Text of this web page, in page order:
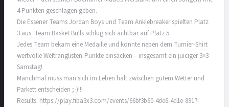
4 Punkten geschlagen geben.
Die Essener Teams Jordan Boys und Team Anklebreaker spielten Platz
3 aus. Team Basket Bulls schlug sich achtbar auf Platz 5.
Jedes Team bekam eine Medaille und konnte neben dem Turnier-Shirt
wertvolle Weltranglisten-Punkte einsacken – insgesamt ein juiciger 3×3
Samstag!
Manchmal muss man sich im Leben halt zwischen gutem Wetter und
Parkett entscheiden ;-)!!!
Results: https://play.fiba3x3.com/events/66bf3b60-4de6-4d1e-8917-